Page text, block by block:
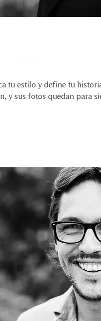
tu estilo y define tu
y sus fotos quedan para